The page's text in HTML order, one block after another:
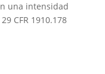
una intensidad
CFR 1910.178